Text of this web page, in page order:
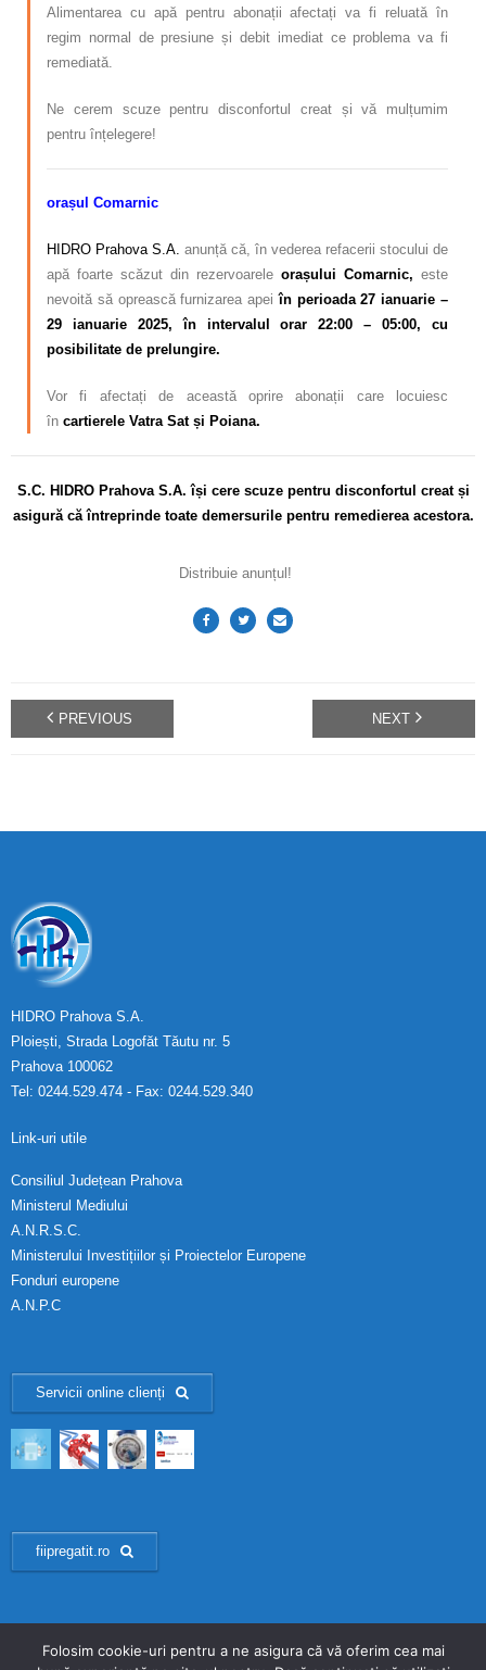
Alimentarea cu apă pentru abonații afectați va fi reluată în
regim normal de presiune și debit imediat ce problema va fi
remediată.
Ne cerem scuze pentru disconfortul creat și vă mulțumim
pentru înțelegere!
orașul Comarnic
HIDRO Prahova S.A. anunță că, în vederea refacerii stocului de
apă foarte scăzut din rezervoarele orașului Comarnic, este
nevoită să oprească furnizarea apeiîn perioada 27 ianuarie –
29 ianuarie 2025, în intervalul orar 22:00 – 05:00, cu
posibilitate de prelungire.
Vor fi afectați de această oprire abonații care locuiesc
în cartierele Vatra Sat și Poiana.
S.C. HIDRO Prahova S.A. își cere scuze pentru disconfortul creat și
asigură că întreprinde toate demersurile pentru remedierea acestora.
Distribuie anunțul!
PREVIOUS NEXT
HIDRO Prahova S.A.
Ploiești, Strada Logofăt Tăutu nr. 5
Prahova 100062
Tel: 0244.529.474 - Fax: 0244.529.340
Link-uri utile
Consiliul Județean Prahova
Ministerul Mediului
A.N.R.S.C.
Ministerului Investițiilor și Proiectelor Europene
Fonduri europene
A.N.P.C
Servicii online clienți
fiipregatit.ro
Folosim cookie-uri pentru a ne asigura că vă oferim cea mai